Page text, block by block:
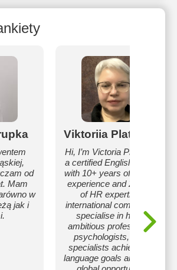
od
Mam
w
jak i
Viktoriia Platonova
Hi, I’m Victoria Platonova,
a certified English teacher
with 10+ years of teaching
experience and 20 years
of HR expertise in
international companies. I
specialise in helping
ambitious professionals,
psychologists, and IT
specialists achieve their
language goals and unlock